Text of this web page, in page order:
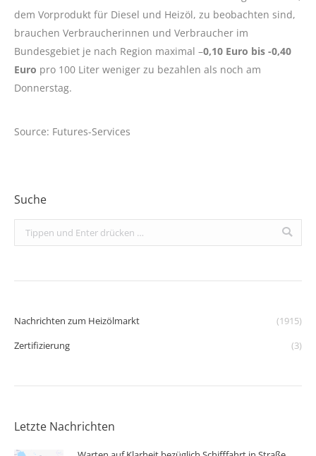
dem Vorprodukt für Diesel und Heizöl, zu beobachten sind,
brauchen Verbraucherinnen und Verbraucher im
Bundesgebiet je nach Region maximal –0,10 Euro bis -0,40
Euro pro 100 Liter weniger zu bezahlen als noch am
Donnerstag.
Source: Futures-Services
Suche
Search:
Nachrichten zum Heizölmarkt
(1915)
Zertifizierung
(3)
Letzte Nachrichten